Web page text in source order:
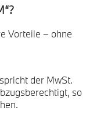
Vorteile – ohne
der MwSt.
so